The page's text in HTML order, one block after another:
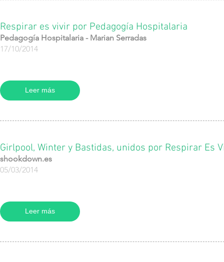
Respirar es vivir por Pedagogía Hospitalaria
Pedagogía Hospitalaria - Marian Serradas
17/10/2014
Leer más
Girlpool, Winter y Bastidas, unidos por Respirar Es
shookdown.es
05/03/2014
Leer más